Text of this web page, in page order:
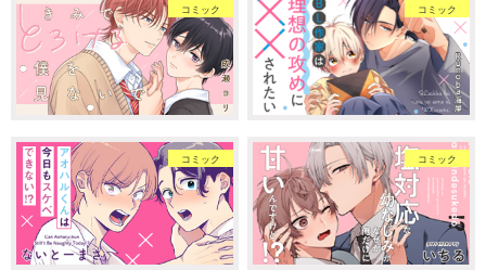
コミック コミック
コミック コミック